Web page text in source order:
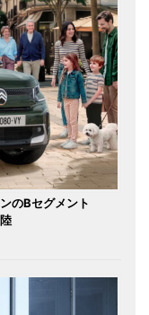
のBセグメント